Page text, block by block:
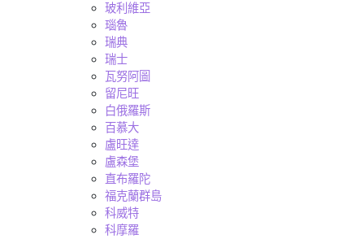
玻利維亞
瑙魯
瑞典
瑞士
瓦努阿圖
留尼旺
白俄羅斯
百慕大
盧旺達
盧森堡
直布羅陀
福克蘭群島
科威特
科摩羅